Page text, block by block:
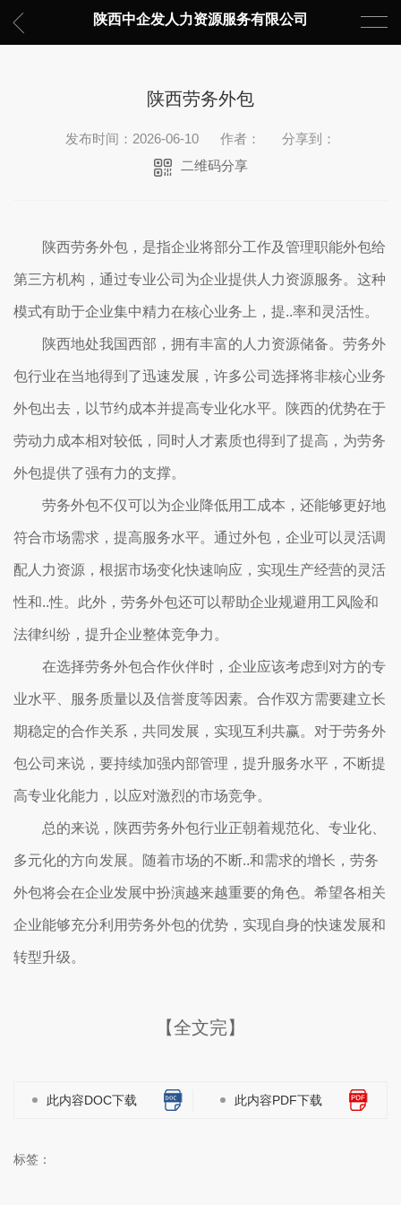
陕西中企发人力资源服务有限公司
陕西劳务外包
发布时间：2026-06-10 作者：
分享到：
二维码分享
陕西劳务外包，是指企业将部分工作及管理职能外包给
第三方机构，通过专业公司为企业提供人力资源服务。这种
模式有助于企业集中精力在核心业务上，提..率和灵活性。
陕西地处我国西部，拥有丰富的人力资源储备。劳务外
包行业在当地得到了迅速发展，许多公司选择将非核心业务
外包出去，以节约成本并提高专业化水平。陕西的优势在于
劳动力成本相对较低，同时人才素质也得到了提高，为劳务
外包提供了强有力的支撑。
劳务外包不仅可以为企业降低用工成本，还能够更好地
符合市场需求，提高服务水平。通过外包，企业可以灵活调
配人力资源，根据市场变化快速响应，实现生产经营的灵活
性和..性。此外，劳务外包还可以帮助企业规避用工风险和
法律纠纷，提升企业整体竞争力。
在选择劳务外包合作伙伴时，企业应该考虑到对方的专
业水平、服务质量以及信誉度等因素。合作双方需要建立长
期稳定的合作关系，共同发展，实现互利共赢。对于劳务外
包公司来说，要持续加强内部管理，提升服务水平，不断提
高专业化能力，以应对激烈的市场竞争。
总的来说，陕西劳务外包行业正朝着规范化、专业化、
多元化的方向发展。随着市场的不断..和需求的增长，劳务
外包将会在企业发展中扮演越来越重要的角色。希望各相关
企业能够充分利用劳务外包的优势，实现自身的快速发展和
转型升级。
【全文完】
此内容DOC下载 此内容PDF下载
标签：